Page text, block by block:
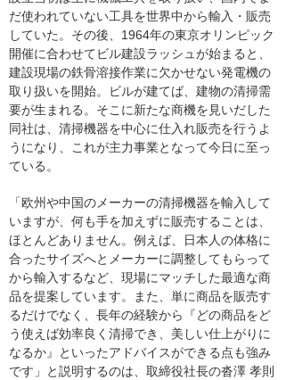
だ使われていない工具を世界中から輸入・販売
していた。その後、1964年の東京オリンピック
開催に合わせてビル建設ラッシュが始まると、
建設現場の鉄骨溶接作業に欠かせない発電機の
取り扱いを開始。ビルが建てば、建物の清掃需
要が生まれる。そこに新たな商機を見いだした
同社は、清掃機器を中心に仕入れ販売を行うよ
うになり、これが主力事業となって今日に至っ
ている。
「欧州や中国のメーカーの清掃機器を輸入して
いますが、何も手を加えずに販売することは、
ほとんどありません。例えば、日本人の体格に
合ったサイズへとメーカーに調整してもらって
から輸入するなど、現場にマッチした最適な商
品を提案しています。また、単に商品を販売す
るだけでなく、長年の経験から『どの商品をど
う使えば効率良く清掃でき、美しい仕上がりに
なるか』といったアドバイスができる点も強み
です」と説明するのは、取締役社長の沓澤 孝則